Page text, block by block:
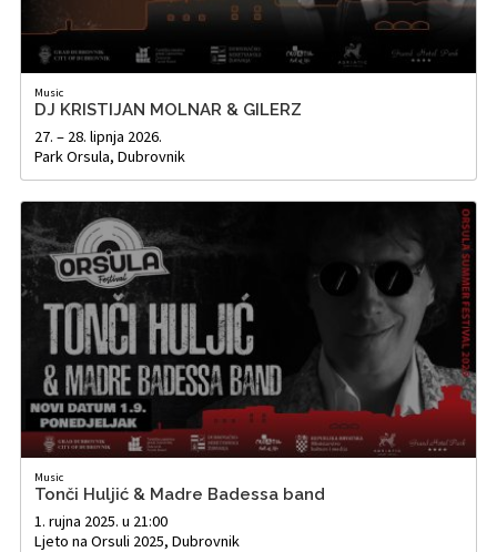
Music
DJ KRISTIJAN MOLNAR & GILERZ
27. – 28. lipnja 2026.
Park Orsula, Dubrovnik
Music
Tonči Huljić & Madre Badessa band
1. rujna 2025. u 21:00
Ljeto na Orsuli 2025, Dubrovnik